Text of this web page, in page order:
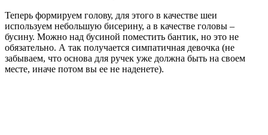
Теперь формируем голову, для этого в качестве шеи
используем небольшую бисерину, а в качестве головы –
бусину. Можно над бусиной поместить бантик, но это не
обязательно. А так получается симпатичная девочка (не
забываем, что основа для ручек уже должна быть на своем
месте, иначе потом вы ее не наденете).